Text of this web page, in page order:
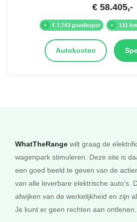
€ 58.405,-
€ 7.743 goedkoper 131
Autokosten
WhatTheRange wilt graag de
wagenpark stimuleren. Deze site is
een goed beeld te geven van de
van alle leverbare elektrische auto's.
afwijken van de werkelijkheid en zijn
Je kunt er geen rechten aan ontlenen.